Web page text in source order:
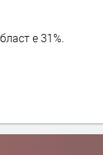
е 31%.